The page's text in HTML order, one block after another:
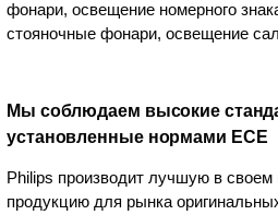
фонари, освещение номерного
стояночные фонари, освещение
Мы соблюдаем высокие
установленные нормами ECE
Philips производит лучшую в
продукцию для рынка